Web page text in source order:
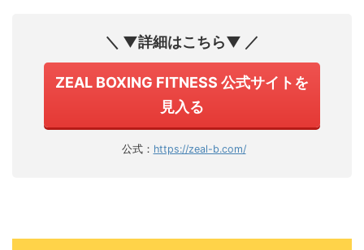
＼ ▼詳細はこちら▼ ／
ZEAL BOXING FITNESS 公式サイトを
見入る
公式： https://zeal-b.com/